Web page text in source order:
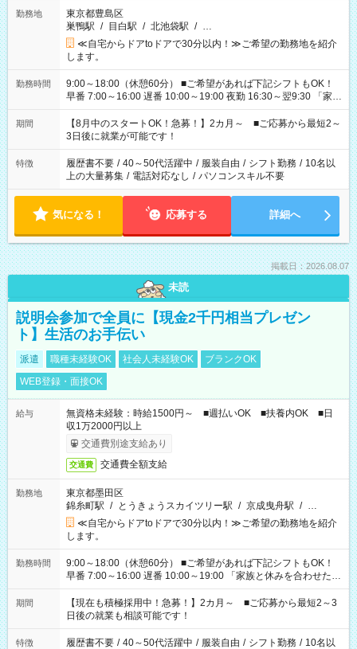
勤務地
東京都豊島区
巣鴨駅 / 目白駅 / 北池袋駅 / …
≪自宅からドアtoドアで30分以内！≫ご希望の勤務地を紹介
します。
勤務時間
9:00～18:00（休憩60分） ■ご希望があれば下記シフトもOK！
早番 7:00～16:00 遅番 10:00～19:00 夜勤 16:30～翌9:30 「家族
と休みを合わせたい」 「余裕を持って夕飯の準備がしたい」
「できれば残業はしたくない」 など、ご希望を教えてください
ね。 ※Wワーク希望の方へ 今ご覧のお仕事で希望する勤務時間
と、もう1つのお仕事の勤務時間。 合計で週40時間を超える場
合は応募できません。
期間
【8月中のスタートOK！急募！】2カ月～ ■ご応募から最短2～
3日後に就業が可能です！
特徴 履歴書不要 / 40～50代活躍中 / 服装自由 / シフト勤務 / 10名以
上の大量募集 / 電話対応なし / パソコンスキル不要
気になる！ 応募する 詳細へ
掲載日：2026.08.07
未読
説明会参加で全員に【現金2千円相当プレゼン
ト】生活のお手伝い
派遣 職種未経験OK 社会人未経験OK
ブランクOK
WEB登録・面接OK
給与
無資格未経験：時給1500円～ ■週払いOK ■扶養内OK ■日
収1万2000円以上
交通費別途支給あり
交通費 交通費全額支給
勤務地
東京都墨田区
錦糸町駅 / とうきょうスカイツリー駅 / 京成曳舟駅 / …
≪自宅からドアtoドアで30分以内！≫ご希望の勤務地を紹介
します。
勤務時間
9:00～18:00（休憩60分） ■ご希望があれば下記シフトもOK！
早番 7:00～16:00 遅番 10:00～19:00 「家族と休みを合わせた
い」 「余裕を持って夕飯の準備がしたい」 「できれば残業はし
たくない」 など、ご希望を教えてくださいね。 ※Wワーク希望
の方へ 今ご覧のお仕事で希望する勤務時間と、もう1つのお仕事
の勤務時間。 合計で週40時間を超える場合は応募できません。
期間
【現在も積極採用中！急募！】2カ月～ ■ご応募から最短2～3
日後の就業も相談可能です！
特徴 履歴書不要 / 40～50代活躍中 / 服装自由 / シフト勤務 / 10名以